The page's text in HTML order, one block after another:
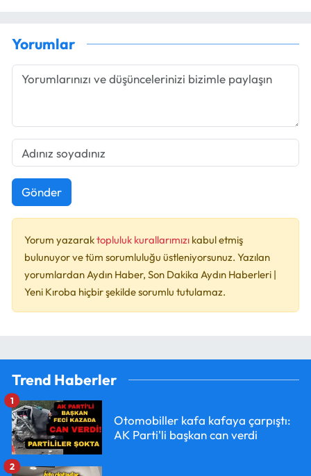
Yorumlar
Gönder
Yorum yazaraktopluluk kurallarımızı kabul etmiş
bulunuyor ve tüm sorumluluğu üstleniyorsunuz. Yazılan
yorumlardan Aydın Haber, Son Dakika Aydın Haberleri |
Yeni Kıroba hiçbir şekilde sorumlu tutulamaz.
Trend Haberler
Otomobiller kafa kafaya çarpıştı:
AK Parti'li başkan can verdi
1
2